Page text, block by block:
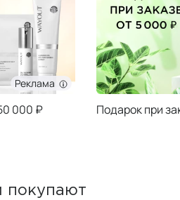
Реклама
000 ₽ Подарок при
покупают